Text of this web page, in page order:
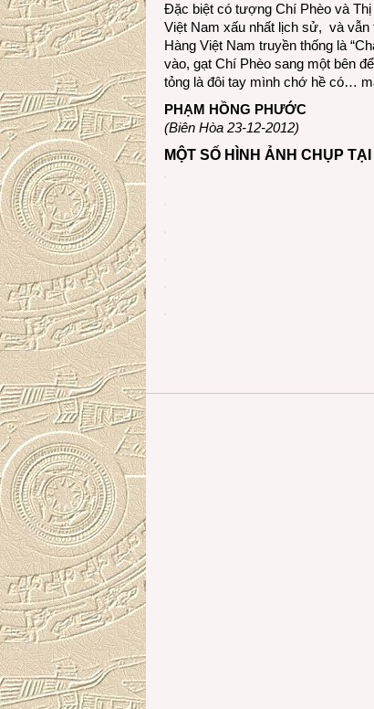
Đặc biệt có tượng Chí Phèo và
Việt Nam xấu nhất lịch sử, và
Hàng Việt Nam truyền thống là
vào, gạt Chí Phèo sang một bên
tỏng là đôi tay mình chớ hề có…
PHẠM HỒNG PHƯỚC
(Biên Hòa 23-12-2012)
MỘT SỐ HÌNH ẢNH CHỤP